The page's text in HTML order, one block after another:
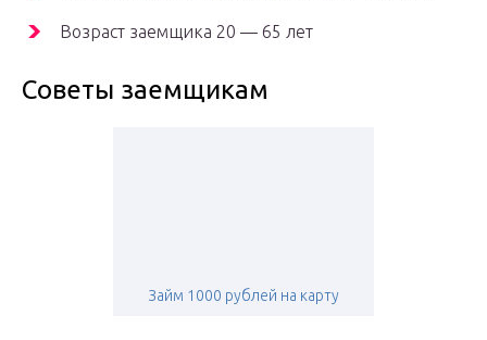
Возраст заемщика 20 — 65 лет
Советы заемщикам
Займ 1000 рублей на карту